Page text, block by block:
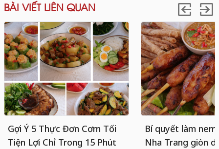
BÀI VIẾT LIÊN QUAN
Gợi Ý 5 Thực Đơn Cơm Tối
Tiện Lợi Chỉ Trong 15 Phút
Bí quyết làm
Nha Trang giòn